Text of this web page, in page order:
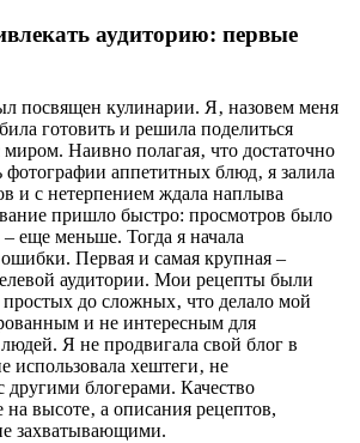
аудиторию: первые
посвящен кулинарии. Я‚ назовем меня
готовить и решила поделиться
Наивно полагая‚ что достаточно
аппетитных блюд‚ я залила
и с нетерпением ждала наплыва
пришло быстро: просмотров было
еще меньше. Тогда я начала
Первая и самая крупная –
аудитории. Мои рецепты были
до сложных‚ что делало мой
и не интересным для
Я не продвигала свой блог в
использовала хештеги‚ не
другими блогерами. Качество
высоте‚ а описания рецептов,
захватывающими.